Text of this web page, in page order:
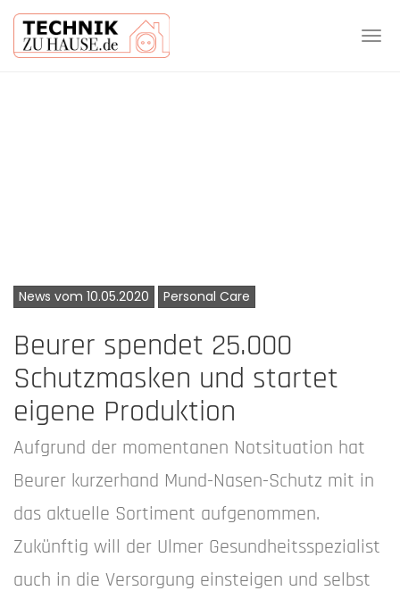
News vom 10.05.2020 Personal Care
Beurer spendet 25.000
Schutzmasken und startet
eigene Produktion
Aufgrund der momentanen Notsituation hat
Beurer kurzerhand Mund-Nasen-Schutz mit in
das aktuelle Sortiment aufgenommen.
Zukünftig will der Ulmer Gesundheitsspezialist
auch in die Versorgung einsteigen und selbst